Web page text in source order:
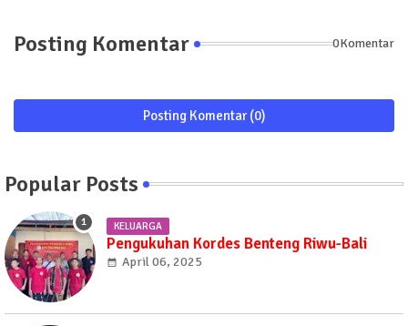
Posting Komentar 0Komentar
Posting Komentar (0)
Popular Posts
KELUARGA
Pengukuhan Kordes Benteng Riwu-Bali
April 06, 2025